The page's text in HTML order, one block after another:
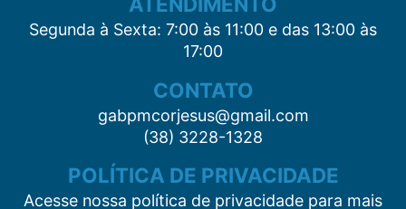
Segunda à Sexta: 7:00 às 11:00 e das 13:00 às
17:00
CONTATO
gabpmcorjesus@gmail.com
(38) 3228-1328
POLÍTICA DE PRIVACIDADE
Acesse nossa política de privacidade para mais